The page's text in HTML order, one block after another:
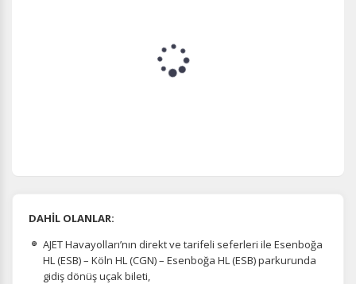
DAHİL OLANLAR:
AJET Havayolları’nın direkt ve tarifeli seferleri ile Esenboğa
HL (ESB) – Köln HL (CGN) – Esenboğa HL (ESB) parkurunda
gidiş dönüş uçak bileti,